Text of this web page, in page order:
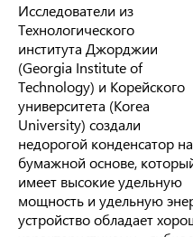
Исследователи из
Технологического
института Джорджии
(Georgia Institute of
Technology) и Корейского
университета (Korea
University) создали
недорогой конденсатор на
бумажной основе,
имеет высокие удельную
мощность и удельную
устройство обладает